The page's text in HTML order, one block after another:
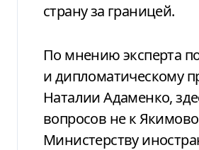
страну за границей.
По мнению эксперта по деловому
и дипломатическому
Наталии Адаменко,
вопросов не к
Министерству